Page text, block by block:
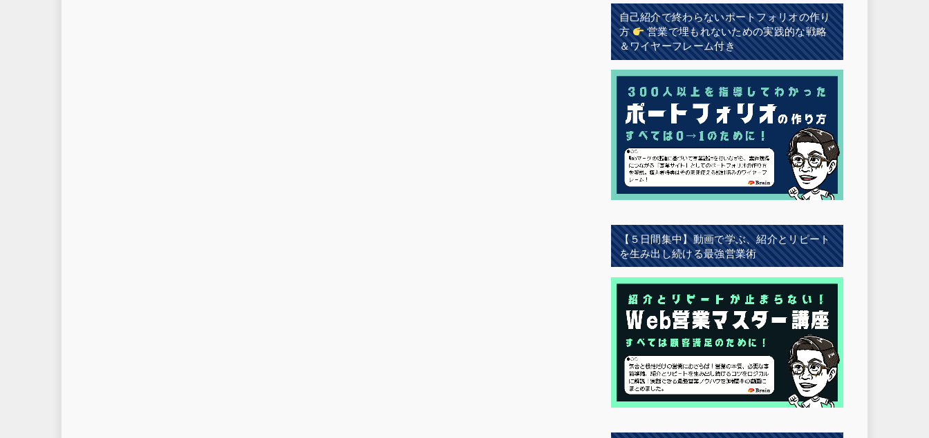
自己紹介で終わらないポートフォリオの作り
方
営業で埋もれないための実践的な戦略
＆ワイヤーフレーム付き
【５日間集中】動画で学ぶ、紹介とリピート
を生み出し続ける最強営業術